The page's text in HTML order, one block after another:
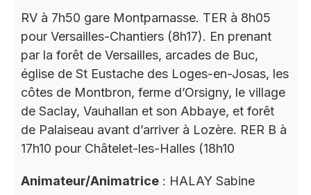
RV à 7h50 gare Montparnasse. TER à 8h05
pour Versailles-Chantiers (8h17). En prenant
par la forêt de Versailles, arcades de Buc,
église de St Eustache des Loges-en-Josas, les
côtes de Montbron, ferme d’Orsigny, le village
de Saclay, Vauhallan et son Abbaye, et forêt
de Palaiseau avant d’arriver à Lozère. RER B à
17h10 pour Châtelet-les-Halles (18h10
Animateur/Animatrice : HALAY Sabine